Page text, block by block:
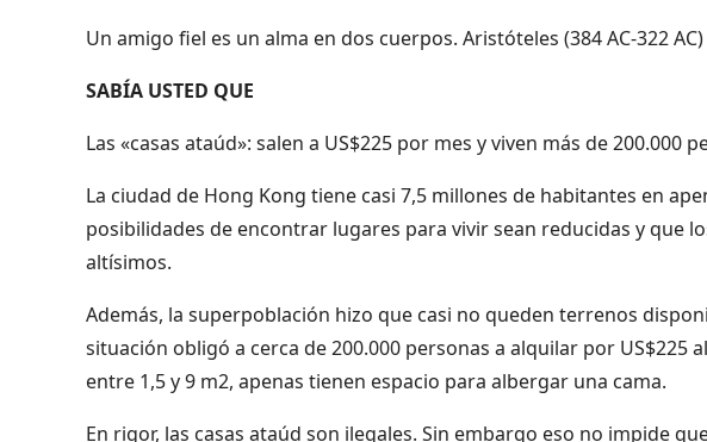
Un amigo fiel es un alma en dos cuerpos. Aristóteles (384 AC-322
SABÍA USTED QUE
Las «casas ataúd»: salen a US$225 por mes y viven más de 200.000
La ciudad de Hong Kong tiene casi 7,5 millones de habitantes en
posibilidades de encontrar lugares para vivir sean reducidas y que
altísimos.
Además, la superpoblación hizo que casi no queden terrenos
situación obligó a cerca de 200.000 personas a alquilar por US$225
entre 1,5 y 9 m2, apenas tienen espacio para albergar una cama.
En rigor, las casas ataúd son ilegales. Sin embargo eso no impide